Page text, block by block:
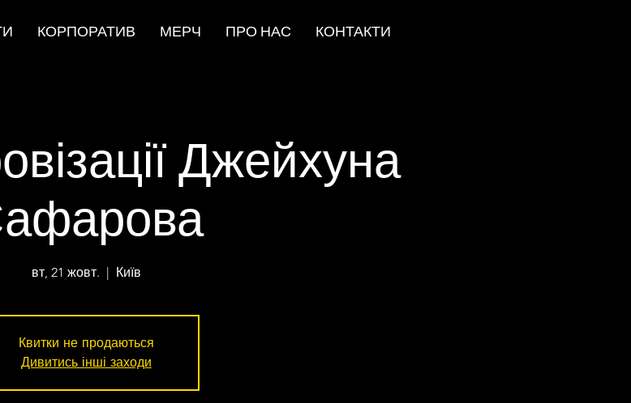
КОРПОРАТИВ МЕРЧ ПРО НАС КОНТАКТИ
Джейхуна
вт, 21 жовт.
  |
Київ
Квитки не продаються
Дивитись інші заходи